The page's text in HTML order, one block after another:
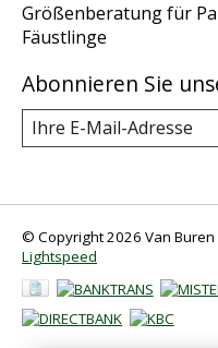
Größenberatung für
Fäustlinge
Abonnieren Sie
© Copyright 2026 Van Buren
Lightspeed